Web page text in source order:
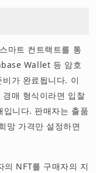
마트 컨트랙트를 통
Wallet 등 암호
가 완료됩니다. 이
매 형식이라면 입찰
니다. 판매자는 출품
망 가격만 설정하면
의 NFT를 구매자의 지